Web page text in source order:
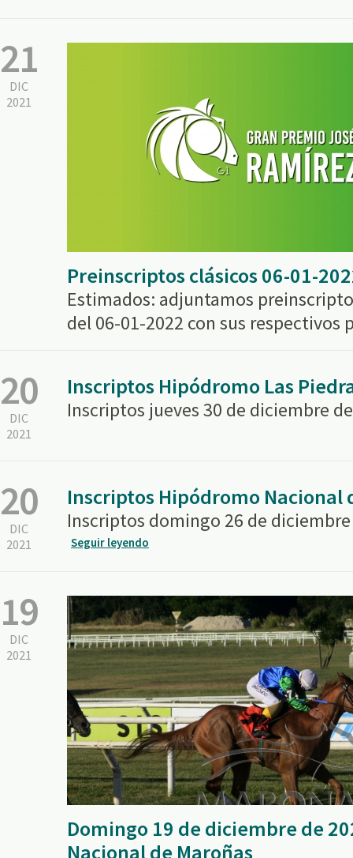
21
DIC
2021
Preinscriptos clásicos 06-01-
Estimados: adjuntamos
del 06-01-2022 con sus respectivos
20
DIC
2021
Inscriptos Hipódromo Las
Inscriptos jueves 30 de diciembre
20
DIC
2021
Inscriptos Hipódromo Nacional
Inscriptos domingo 26 de
Seguir leyendo
19
DIC
2021
Domingo 19 de diciembre de
Nacional de Maroñas